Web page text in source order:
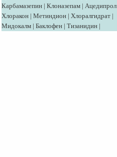
Карбамазепин | Клоназепам | Ацедипрол
Хлоракон | Метиндион | Хлоралгидрат |
Мидокалм | Баклофен | Тизанидин |